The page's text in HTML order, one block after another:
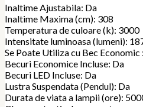
Inaltime Ajustabila: Da
Inaltime Maxima (cm): 308
Temperatura de culoare (k): 3000
Intensitate luminoasa (lumeni):
Se Poate Utiliza cu Bec Economic
Becuri Economice Incluse: Da
Becuri LED Incluse: Da
Lustra Suspendata (Pendul): Da
Durata de viata a lampii (ore):